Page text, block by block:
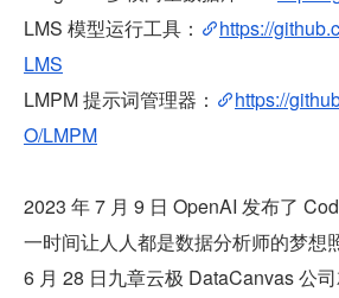
LMS 模型运行工具：
https://
LMS
LMPM 提示词管理器：
https://
O/LMPM
2023 年 7 月 9 日 OpenAI 发布了
一时间让人人都是数据分析师的梦想
6 月 28 日九章云极 DataCanvas 公